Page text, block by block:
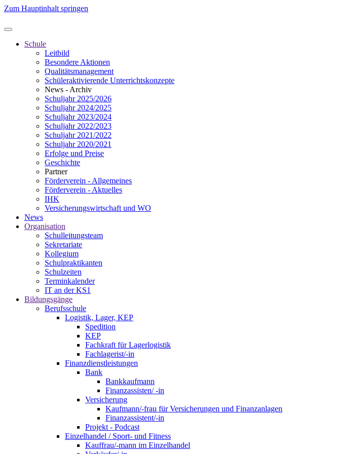
Zum Hauptinhalt springen
Schule
Leitbild
Besondere Aktionen
Qualitätsmanagement
Schüleraktivierende Unterrichtskonzepte
News - Archiv
Schuljahr 2025/2026
Schuljahr 2024/2025
Schuljahr 2023/2024
Schuljahr 2022/2023
Schuljahr 2021/2022
Schuljahr 2020/2021
Erfolge und Preise
Geschichte
Partner
Förderverein - Allgemeines
Förderverein - Aktuelles
IHK
Versicherungswirtschaft und WO
News
Organisation
Schulleitungsteam
Sekretariate
Kollegium
Schulpraktikanten
Schulzeiten
Terminkalender
IT an der KS1
Bildungsgänge
Berufsschule
Logistik, Lager, KEP
Spedition
KEP
Fachkraft für Lagerlogistik
Fachlagerist/-in
Finanzdienstleistungen
Bank
Bankkaufmann
Finanzassisten/ -in
Versicherung
Kaufmann/-frau für Versicherungen und Finanzanlagen
Finanzassistent/-in
Projekt - Podcast
Einzelhandel / Sport- und Fitness
Kauffrau/-mann im Einzelhandel